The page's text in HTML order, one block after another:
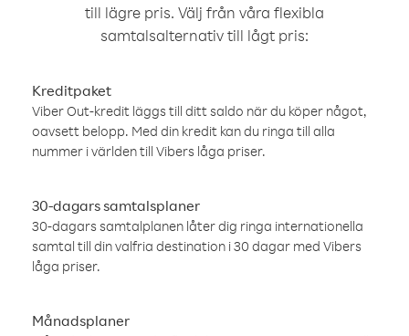
till lägre pris. Välj från våra flexibla
samtalsalternativ till lågt pris:
Kreditpaket
Viber Out-kredit läggs till ditt saldo när du köper något,
oavsett belopp. Med din kredit kan du ringa till alla
nummer i världen till Vibers låga priser.
30-dagars samtalsplaner
30-dagars samtalplanen låter dig ringa internationella
samtal till din valfria destination i 30 dagar med Vibers
låga priser.
Månadsplaner